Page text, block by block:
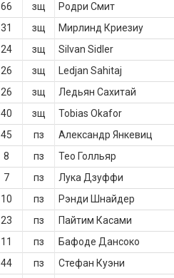
66
зщ Родри Смит
31
зщ Мирлинд Криезиу
24
зщ Silvan Sidler
26
зщ Ledjan Sahitaj
26
зщ Ледьян Сахитай
40
зщ Tobias Okafor
45
пз Александр Янкевиц
8
пз Тео Голльяр
7
пз Лука Дзуффи
10
пз Рэнди Шнайдер
23
пз Пайтим Касами
11
пз Бафоде Дансоко
44
пз Стефан Куэни